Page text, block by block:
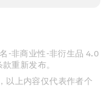
-非商业性-非衍生品 4.0
重新发布。
以上内容仅代表作者个